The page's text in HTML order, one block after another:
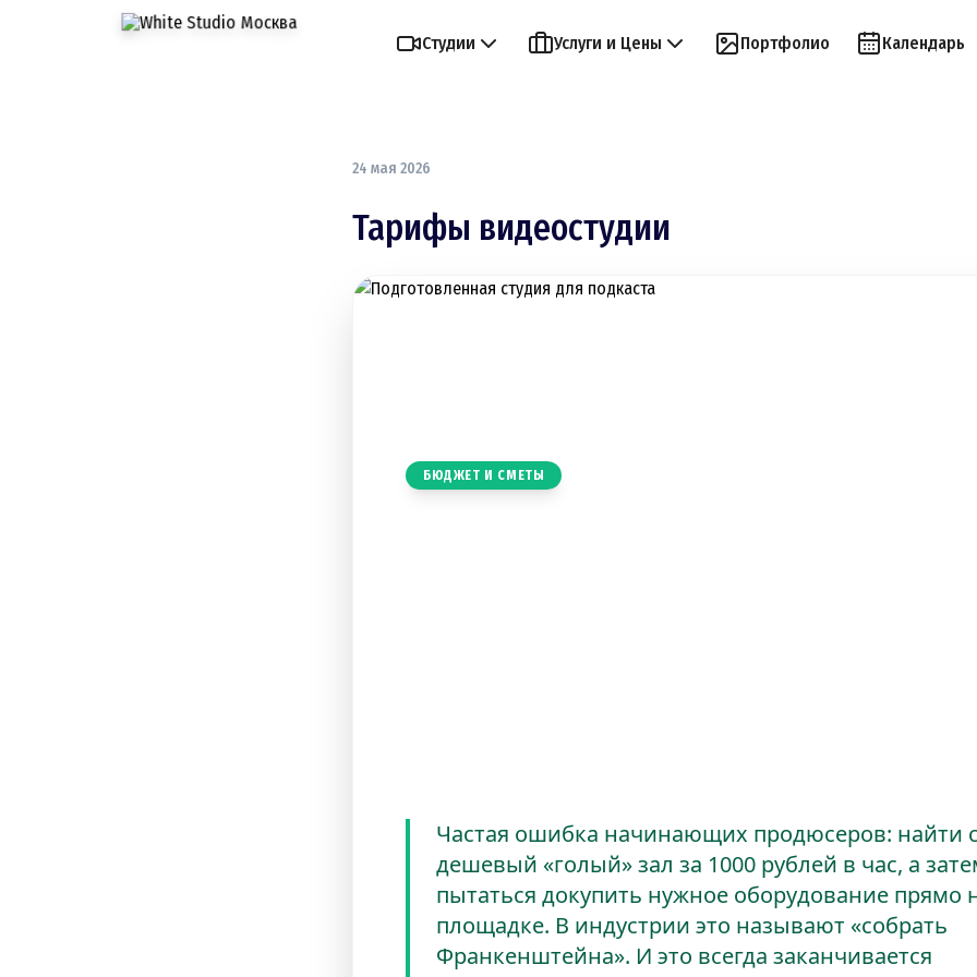
Студии Услуги и Цены Портфолио Календарь
24 мая 2026
Тарифы видеостудии
БЮДЖЕТ И СМЕТЫ
Частая ошибка начинающих продюсеров: найти
дешевый «голый» зал за 1000 рублей в час, а
пытаться докупить нужное оборудование прямо
площадке. В индустрии это называют «собрать
Франкенштейна». И это всегда заканчивается